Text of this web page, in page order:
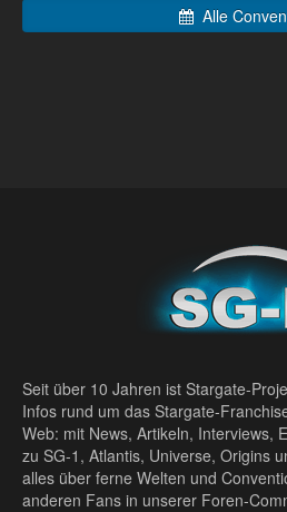
Alle
Seit über 10 Jahren ist Stargate-
Infos rund um das Stargate-
Web: mit News, Artikeln, Interviews,
zu SG-1, Atlantis, Universe, Origins
alles über ferne Welten und
anderen Fans in unserer Foren-